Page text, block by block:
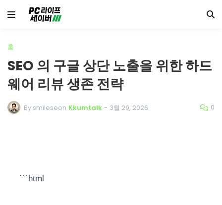
홈
SEO 의 구글 상단 노출을 위한 하드
웨어 리뷰 생존 전략
By smileseon Kkumtalk - 3월 29, 2026 0
```html